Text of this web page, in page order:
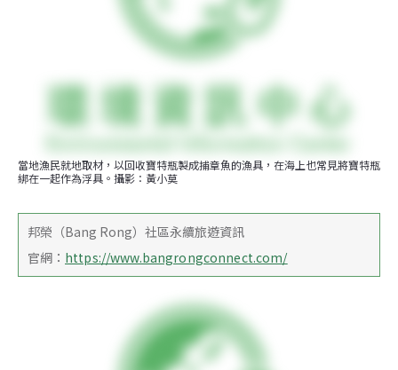
當地漁民就地取材，以回收寶特瓶製成捕章魚的漁具，在海上也常見將寶特瓶
綁在一起作為浮具。攝影：黃小莫
邦榮（Bang Rong）社區永續旅遊資訊
官網： https://www.bangrongconnect.com/